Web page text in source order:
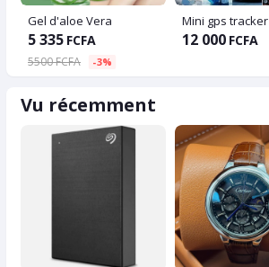
Gel d'aloe Vera
5 335 FCFA
5500 FCFA -3%
Mini gps tracker
12 000 FCFA
Vu récemment